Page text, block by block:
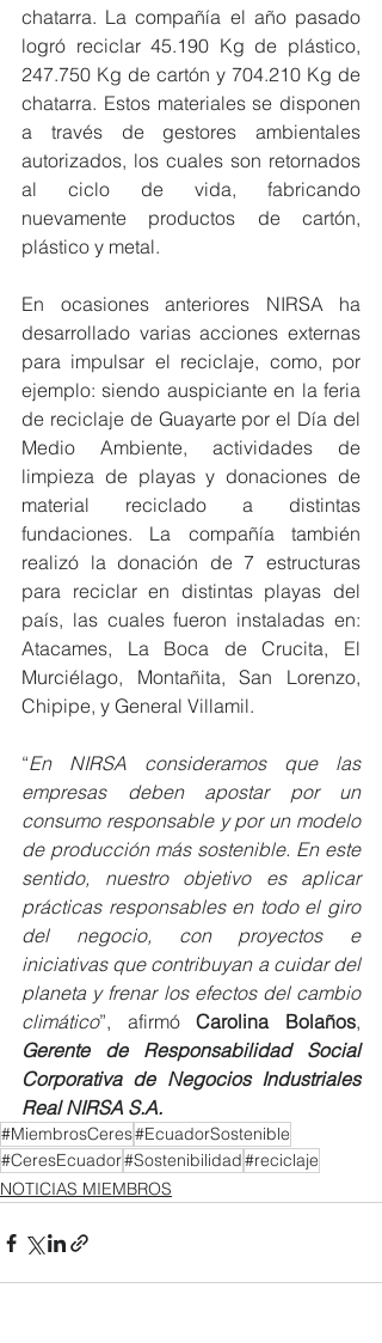
chatarra. La compañía el año pasado
logró reciclar 45.190 Kg de plástico,
247.750 Kg de cartón y 704.210 Kg de
chatarra. Estos materiales se disponen
a través de gestores ambientales
autorizados, los cuales son retornados
al ciclo de vida, fabricando
nuevamente productos de cartón,
plástico y metal.
En ocasiones anteriores NIRSA ha
desarrollado varias acciones externas
para impulsar el reciclaje, como, por
ejemplo: siendo auspiciante en la feria
de reciclaje de Guayarte por el Día del
Medio Ambiente, actividades de
limpieza de playas y donaciones de
material reciclado a distintas
fundaciones. La compañía también
realizó la donación de 7 estructuras
para reciclar en distintas playas del
país, las cuales fueron instaladas en:
Atacames, La Boca de Crucita, El
Murciélago, Montañita, San Lorenzo,
Chipipe, y General Villamil.
“En NIRSA consideramos que las
empresas deben apostar por un
consumo responsable y por un modelo
de producción más sostenible. En este
sentido, nuestro objetivo es aplicar
prácticas responsables en todo el giro
del negocio, con proyectos e
iniciativas que contribuyan a cuidar del
planeta y frenar los efectos del cambio
climático”, afirmó Carolina Bolaños
Gerente de Responsabilidad Social
Corporativa de Negocios Industriales
Real NIRSA S.A.
#MiembrosCeres#EcuadorSostenible
#CeresEcuador#Sostenibilidad#reciclaje
NOTICIAS MIEMBROS